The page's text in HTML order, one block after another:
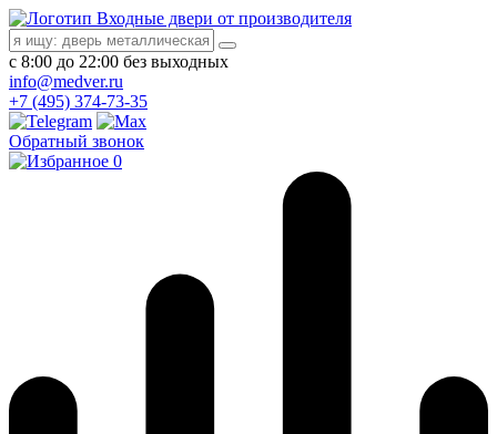
Входные двери от производителя
с 8:00 до 22:00 без выходных
info@medver.ru
+7 (495) 374-73-35
Обратный звонок
0